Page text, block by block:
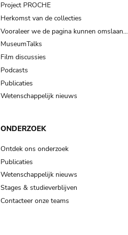
Project PROCHE
Herkomst van de collecties
Vooraleer we de pagina kunnen omslaan…
MuseumTalks
Film discussies
Podcasts
Publicaties
Wetenschappelijk nieuws
ONDERZOEK
Ontdek ons onderzoek
Publicaties
Wetenschappelijk nieuws
Stages & studieverblijven
Contacteer onze teams